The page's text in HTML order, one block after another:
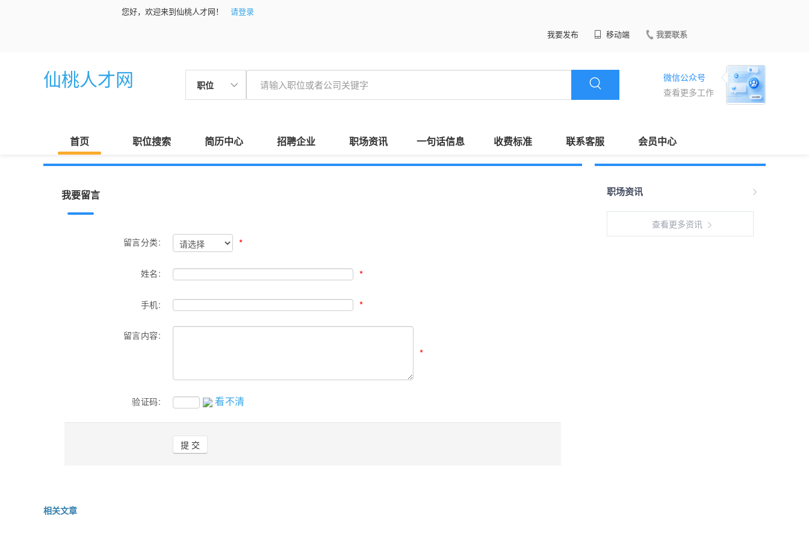
您好，欢迎来到仙桃人才网！
请登录
我要发布
移动端 我要联系
仙桃人才网 职位
微信公众号
查看更多工作
首页 职位搜索 简历中心 招聘企业 职场资讯 一句话信息 收费标准 联系客服 会员中心
我要留言
留言分类: *
姓名: *
手机: *
留言内容:
*
验证码: 看不清
相关文章
职场资讯
查看更多资讯